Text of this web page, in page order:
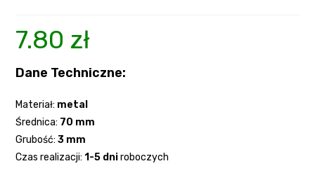
7.80 zł
Dane Techniczne:
Materiał: metal
Średnica: 70 mm
Grubość:3 mm
Czas realizacji:1-5 dniroboczych